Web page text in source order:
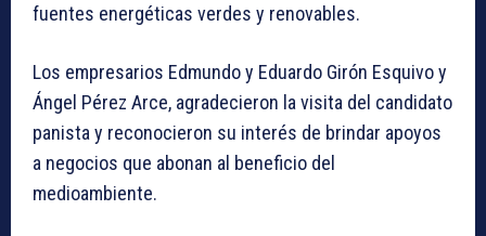
fuentes energéticas verdes y renovables.
Los empresarios Edmundo y Eduardo Girón Esquivo y
Ángel Pérez Arce, agradecieron la visita del candidato
panista y reconocieron su interés de brindar apoyos
a negocios que abonan al beneficio del
medioambiente.